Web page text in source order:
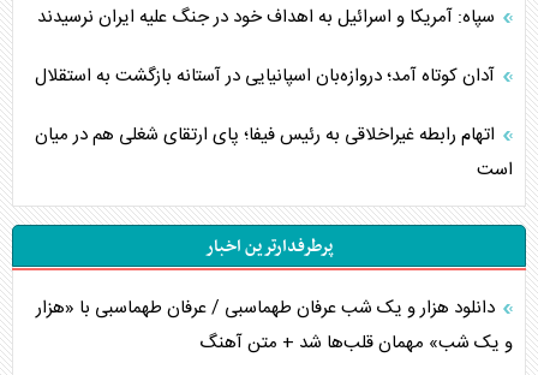
سپاه: آمریکا و اسرائیل به اهداف خود در جنگ علیه ایران نرسیدند
آدان کوتاه آمد؛ دروازه‌بان اسپانیایی در آستانه بازگشت به استقلال
اتهام رابطه غیراخلاقی به رئیس فیفا؛ پای ارتقای شغلی هم در میان
است
پرطرفدارترین اخبار
دانلود هزار و یک شب عرفان طهماسبی / عرفان طهماسبی با «هزار
و یک شب» مهمان قلب‌ها شد + متن آهنگ